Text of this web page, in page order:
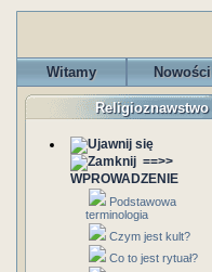
Witamy Nowości
Religioznawstwo
==>>
WPROWADZENIE
Podstawowa
terminologia
Czym jest kult?
Co to jest rytuał?